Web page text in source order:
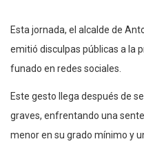
Esta jornada, el alcalde de
emitió disculpas públicas a la
funado en redes sociales.
Este gesto llega después de
graves, enfrentando una
menor en su grado mínimo y